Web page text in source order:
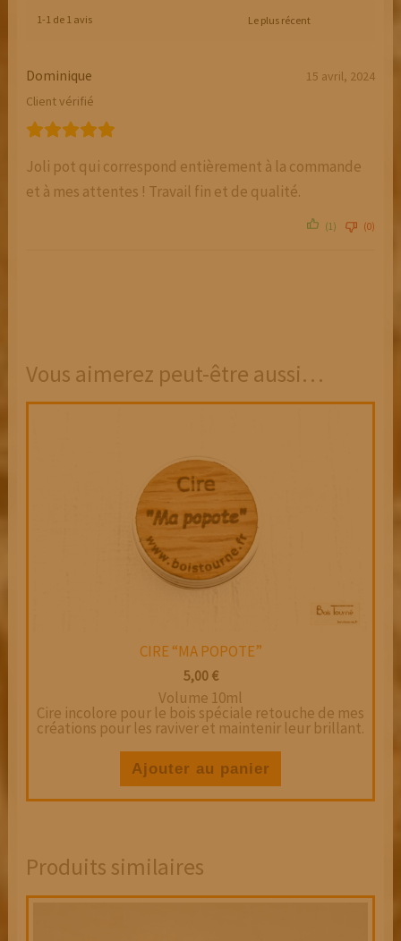
1-1 de 1 avis
Dominique
Client vérifié
15 avril, 2024
Joli pot qui correspond entièrement à la commande
et à mes attentes ! Travail fin et de qualité.
(1) (0)
Vous aimerez peut-être aussi…
CIRE “MA POPOTE”
5,00 €
Volume 10ml
Cire incolore pour le bois spéciale retouche de mes
créations pour les raviver et maintenir leur brillant.
Ajouter au panier
Produits similaires